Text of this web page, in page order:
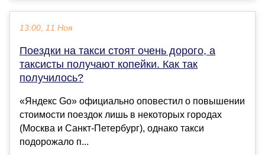
13:00, 11 Ноя
Поездки на такси стоят очень дорого, а
таксисты получают копейки. Как так
получилось?
«Яндекс Go» официально оповестил о повышении
стоимости поездок лишь в некоторых городах
(Москва и Санкт-Петербург), однако такси
подорожало п...